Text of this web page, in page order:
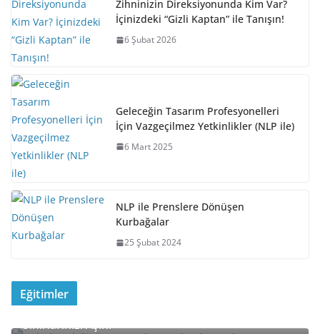
b
o
k
d
s
dI
n
Li
n
Zihninizin Direksiyonunda Kim Var?
İçinizdeki “Gizli Kaptan” ile Tanışın!
6 Şubat 2026
Geleceğin Tasarım Profesyonelleri
İçin Vazgeçilmez Yetkinlikler (NLP ile)
6 Mart 2025
NLP ile Prenslere Dönüşen
Kurbağalar
25 Şubat 2024
Eğitimler
Davet: “Yeniden Çerçeveleme” (Reframing) ile
Sınırlarınızı Aşın!